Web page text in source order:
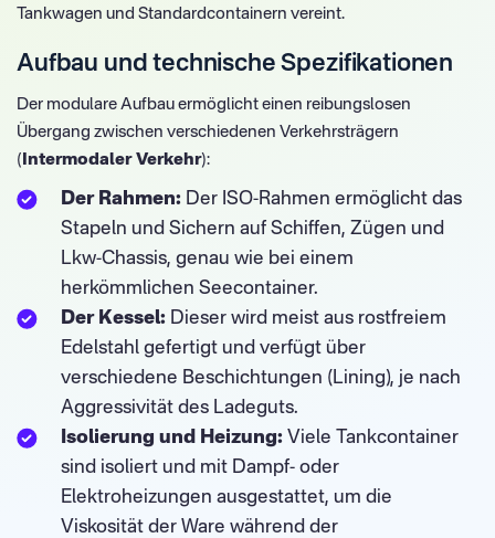
Tankwagen und Standardcontainern vereint.
Aufbau und technische Spezifikationen
Der modulare Aufbau ermöglicht einen reibungslosen
Übergang zwischen verschiedenen Verkehrsträgern
( Intermodaler Verkehr):
Der Rahmen: Der ISO-Rahmen ermöglicht das
Stapeln und Sichern auf Schiffen, Zügen und
Lkw-Chassis, genau wie bei einem
herkömmlichen Seecontainer.
Der Kessel: Dieser wird meist aus rostfreiem
Edelstahl gefertigt und verfügt über
verschiedene Beschichtungen (Lining), je nach
Aggressivität des Ladeguts.
Isolierung und Heizung: Viele Tankcontainer
sind isoliert und mit Dampf- oder
Elektroheizungen ausgestattet, um die
Viskosität der Ware während der